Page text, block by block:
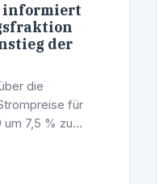
informiert
der
die
für
um 7,5 % zu